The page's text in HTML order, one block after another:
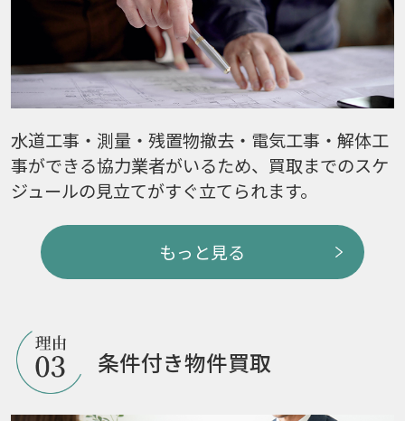
水道工事・測量・残置物撤去・電気工事・解体工
事ができる協力業者がいるため、買取までのスケ
ジュールの見立てがすぐ立てられます。
もっと見る
条件付き物件買取